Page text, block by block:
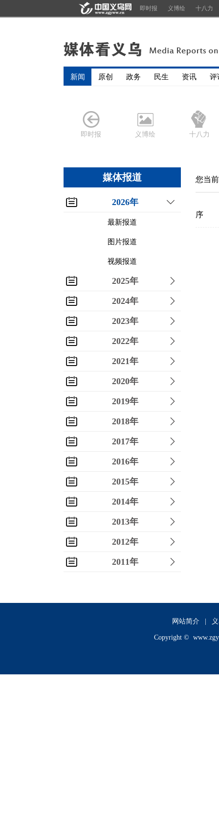
即时报 义博绘 十八力
新闻 原创 政务 民生 资讯 评
即时报 义博绘 十八力
媒体报道
2026年
最新报道
图片报道
视频报道
2025年
2024年
2023年
2022年
2021年
2020年
2019年
2018年
2017年
2016年
2015年
2014年
2013年
2012年
2011年
2009年
您当
序
网站简介
Copyright ©